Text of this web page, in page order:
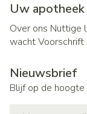
Uw apotheek
Over ons Nuttige
wachtVoorschrift
Nieuwsbrief
Blijf op de